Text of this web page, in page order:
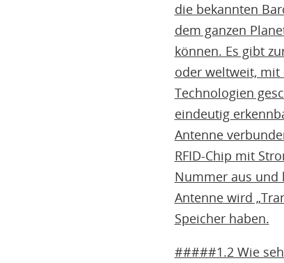
die bekannten
dem ganzen
können. Es gibt
oder weltweit, mit
Technologien
eindeutig
Antenne
RFID-Chip mit
Nummer aus und
Antenne wird
Speicher haben.
#####1.2 Wie